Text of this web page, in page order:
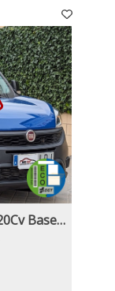
Fiat Doblo Cargo 1.4TJet GNC 120Cv Base Plus, 6 Velocidades, Etiqueta medioambiental ECO